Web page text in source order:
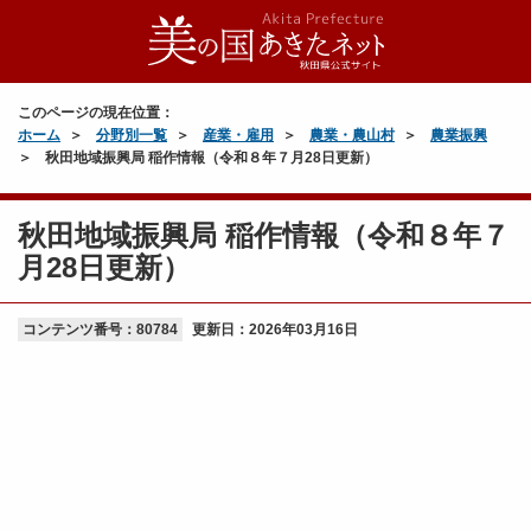
このページの現在位置：
ホーム
分野別一覧 産業・雇用 農業・農山村
農業振興
秋田地域振興局 稲作情報（令和８年７月28日更新）
秋田地域振興局 稲作情報（令和８年７
月28日更新）
コンテンツ番号：80784 更新日： 2026年03月16日